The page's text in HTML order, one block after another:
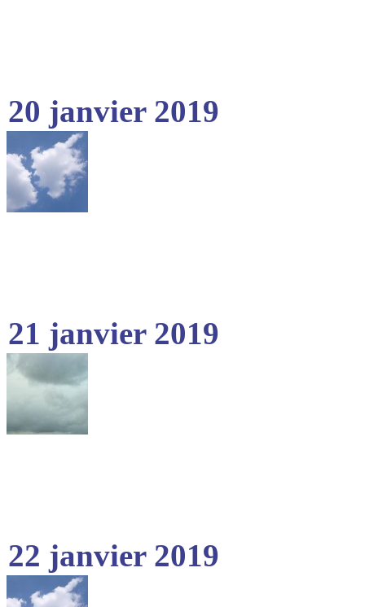
20 janvier 2019
21 janvier 2019
22 janvier 2019